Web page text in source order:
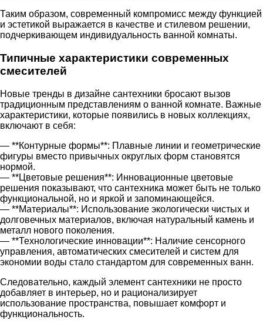
Таким образом, современный компромисс между функцией
и эстетикой выражается в качестве и стилевом решении,
подчеркивающем индивидуальность ванной комнаты.
Типичные характеристики современных
смесителей
Новые тренды в дизайне сантехники бросают вызов
традиционным представлениям о ванной комнате. Важные
характеристики, которые появились в новых коллекциях,
включают в себя:
— **Контурные формы**: Плавные линии и геометрические
фигуры вместо привычных округлых форм становятся
нормой.
— **Цветовые решения**: Инновационные цветовые
решения показывают, что сантехника может быть не только
функциональной, но и яркой и запоминающейся.
— **Материалы**: Использование экологически чистых и
долговечных материалов, включая натуральный камень и
металл нового поколения.
— **Технологические инновации**: Наличие сенсорного
управления, автоматических смесителей и систем для
экономии воды стало стандартом для современных ванн.
Следовательно, каждый элемент сантехники не просто
добавляет в интерьер, но и рационализирует
использование пространства, повышает комфорт и
функциональность.